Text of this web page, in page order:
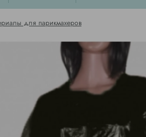
для парикмахеров